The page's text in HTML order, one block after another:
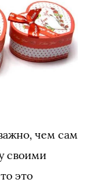
чем сам
своими
это